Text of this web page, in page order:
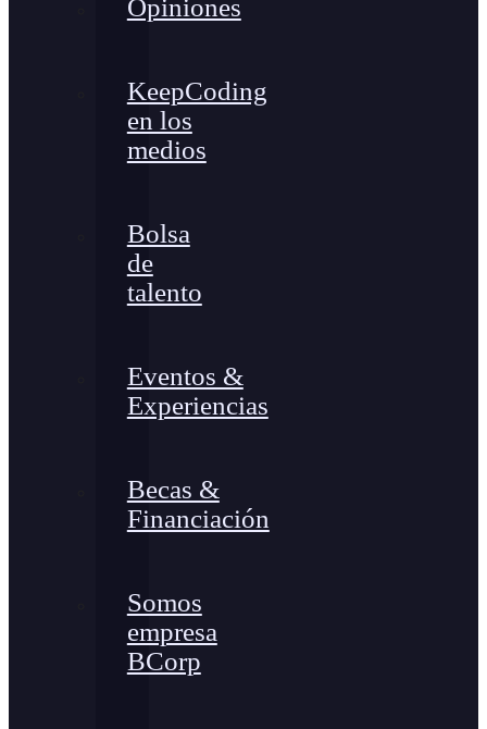
Opiniones
KeepCoding
en los
medios
Bolsa
de
talento
Eventos &
Experiencias
Becas &
Financiación
Somos
empresa
BCorp